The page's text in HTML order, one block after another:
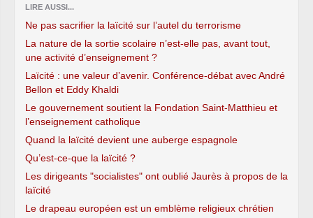
LIRE AUSSI...
Ne pas sacrifier la laïcité sur l’autel du terrorisme
La nature de la sortie scolaire n’est-elle pas, avant tout,
une activité d’enseignement ?
Laïcité : une valeur d’avenir. Conférence-débat avec André
Bellon et Eddy Khaldi
Le gouvernement soutient la Fondation Saint-Matthieu et
l’enseignement catholique
Quand la laïcité devient une auberge espagnole
Qu’est-ce-que la laïcité ?
Les dirigeants "socialistes" ont oublié Jaurès à propos de la
laïcité
Le drapeau européen est un emblème religieux chrétien